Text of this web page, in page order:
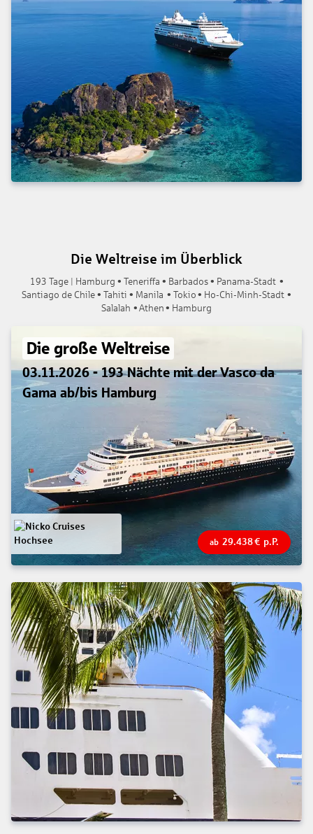
Die Weltreise im Überblick
193 Tage | Hamburg • Teneriffa • Barbados • Panama-Stadt •
Santiago de Chile • Tahiti • Manila • Tokio • Ho-Chi-Minh-Stadt •
Salalah • Athen • Hamburg
Die große Weltreise
03.11.2026 - 193 Nächte mit der Vasco da
Gama ab/bis Hamburg
ab 29.438€ p.P.